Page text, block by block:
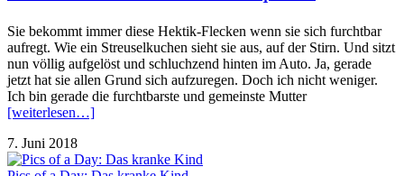
Sie bekommt immer diese Hektik-Flecken wenn sie sich furchtbar
aufregt. Wie ein Streuselkuchen sieht sie aus, auf der Stirn. Und sitzt
nun völlig aufgelöst und schluchzend hinten im Auto. Ja, gerade
jetzt hat sie allen Grund sich aufzuregen. Doch ich nicht weniger.
Ich bin gerade die furchtbarste und gemeinste Mutter
[weiterlesen…]
7. Juni 2018